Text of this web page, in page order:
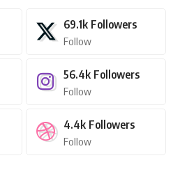
69.1k Followers
Follow
56.4k Followers
Follow
4.4k Followers
Follow